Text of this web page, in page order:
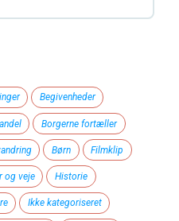
Begivenheder
Borgerne fortæller
Børn Filmklip
og veje Historie
Ikke kategoriseret